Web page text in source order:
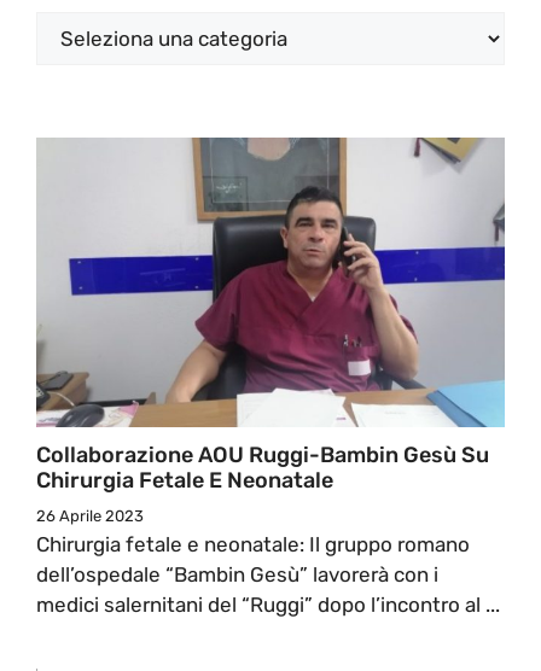
Categorie
Collaborazione AOU Ruggi-Bambin Gesù Su
Chirurgia Fetale E Neonatale
26 Aprile 2023
Chirurgia fetale e neonatale: Il gruppo romano
dell’ospedale “Bambin Gesù” lavorerà con i
medici salernitani del “Ruggi” dopo l’incontro al ...